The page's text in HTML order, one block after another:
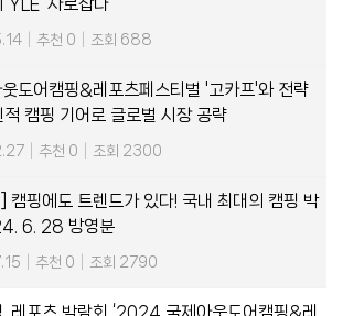
사로잡다
추천 0 조회 688
도어캠핑&레포츠페스티벌 '고카프'와 전략
캠핑 기어로 글로벌 시장 공략
추천 0 조회 2300
캠핑에도 트렌드가 있다! 국내 최대의 캠핑 박
6. 28 방영분
추천 0 조회 2790
레포츠 박람회 ‘2024 국제아웃도어캠핑&레